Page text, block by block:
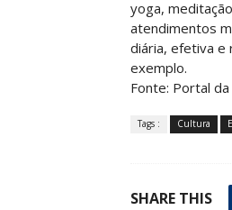
yoga,
atendimentos
diária, efetiva e
exemplo.
Fonte: Portal
Tags : Cultura
SHARE THIS